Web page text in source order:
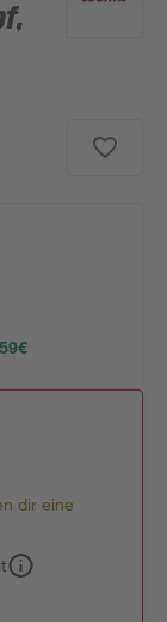
dir eine